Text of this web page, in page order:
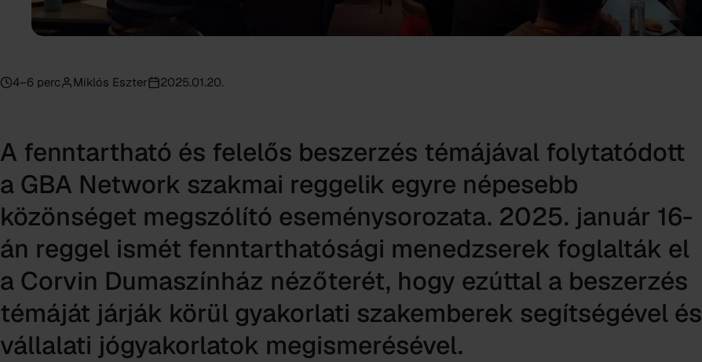
4–6 perc Miklós Eszter 2025.01.20.
A fenntartható és felelős beszerzés témájával folytatódott
a GBA Network szakmai reggelik egyre népesebb
közönséget megszólító eseménysorozata. 2025. január 16-
án reggel ismét fenntarthatósági menedzserek foglalták el
a Corvin Dumaszínház nézőterét, hogy ezúttal a beszerzés
témáját járják körül gyakorlati szakemberek segítségével és
vállalati jógyakorlatok megismerésével.